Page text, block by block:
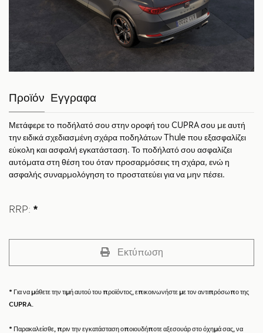
Προϊόν Εγγραφα
Μετάφερε το ποδήλατό σου στην οροφή του CUPRA σου με αυτή
την ειδικά σχεδιασμένη σχάρα ποδηλάτων Thule που εξασφαλίζει
εύκολη και ασφαλή εγκατάσταση. Το ποδήλατό σου ασφαλίζει
αυτόματα στη θέση του όταν προσαρμόσεις τη σχάρα, ενώ η
ασφαλής συναρμολόγηση το προστατεύει για να μην πέσει.
RRP: *
Εκτύπωση
* Για να μάθετε την τιμή αυτού του προϊόντος, επικοινωνήστε με τον αντιπρόσωπο της
CUPRA.
* Παρακαλείσθε, πριν την εγκατάσταση οποιουδήποτε αξεσουάρ στο όχημά σας, να